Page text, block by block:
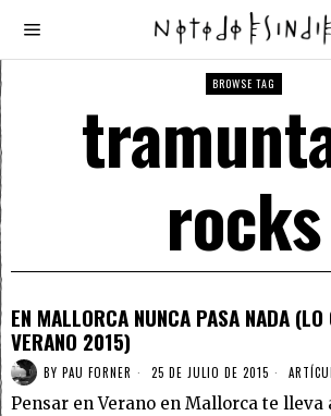
BROWSE TAG
rocks
EN MALLORCA NUNCA PASA NADA (LO
VERANO 2015)
BY PAU FORNER 25 DE JULIO DE 2015
Pensar en Verano en Mallorca te lleva